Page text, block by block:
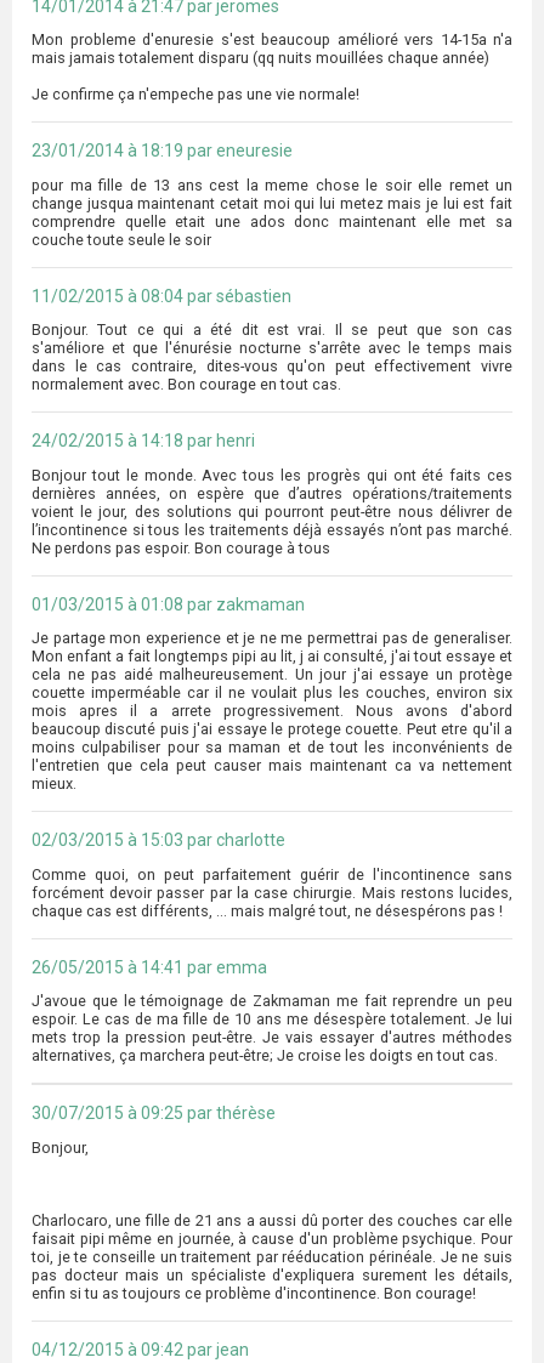
14/01/2014 à 21:47 par jeromes
Mon probleme d'enuresie s'est beaucoup amélioré vers 14-15a n'a
mais jamais totalement disparu (qq nuits mouillées chaque année)
Je confirme ça n'empeche pas une vie normale!
23/01/2014 à 18:19 par eneuresie
pour ma fille de 13 ans cest la meme chose le soir elle remet un
change jusqua maintenant cetait moi qui lui metez mais je lui est fait
comprendre quelle etait une ados donc maintenant elle met sa
couche toute seule le soir
11/02/2015 à 08:04 par sébastien
Bonjour. Tout ce qui a été dit est vrai. Il se peut que son cas
s'améliore et que l'énurésie nocturne s'arrête avec le temps mais
dans le cas contraire, dites-vous qu'on peut effectivement vivre
normalement avec. Bon courage en tout cas.
24/02/2015 à 14:18 par henri
Bonjour tout le monde. Avec tous les progrès qui ont été faits ces
dernières années, on espère que d’autres opérations/traitements
voient le jour, des solutions qui pourront peut-être nous délivrer de
l’incontinence si tous les traitements déjà essayés n’ont pas marché.
Ne perdons pas espoir. Bon courage à tous
01/03/2015 à 01:08 par zakmaman
Je partage mon experience et je ne me permettrai pas de generaliser.
Mon enfant a fait longtemps pipi au lit, j ai consulté, j'ai tout essaye et
cela ne pas aidé malheureusement. Un jour j'ai essaye un protège
couette imperméable car il ne voulait plus les couches, environ six
mois apres il a arrete progressivement. Nous avons d'abord
beaucoup discuté puis j'ai essaye le protege couette. Peut etre qu'il a
moins culpabiliser pour sa maman et de tout les inconvénients de
l'entretien que cela peut causer mais maintenant ca va nettement
mieux.
02/03/2015 à 15:03 par charlotte
Comme quoi, on peut parfaitement guérir de l'incontinence sans
forcément devoir passer par la case chirurgie. Mais restons lucides,
chaque cas est différents, ... mais malgré tout, ne désespérons pas !
26/05/2015 à 14:41 par emma
J'avoue que le témoignage de Zakmaman me fait reprendre un peu
espoir. Le cas de ma fille de 10 ans me désespère totalement. Je lui
mets trop la pression peut-être. Je vais essayer d'autres méthodes
alternatives, ça marchera peut-être; Je croise les doigts en tout cas.
30/07/2015 à 09:25 par thérèse
Bonjour,
Charlocaro, une fille de 21 ans a aussi dû porter des couches car elle
faisait pipi même en journée, à cause d'un problème psychique. Pour
toi, je te conseille un traitement par rééducation périnéale. Je ne suis
pas docteur mais un spécialiste d'expliquera surement les détails,
enfin si tu as toujours ce problème d'incontinence. Bon courage!
04/12/2015 à 09:42 par jean